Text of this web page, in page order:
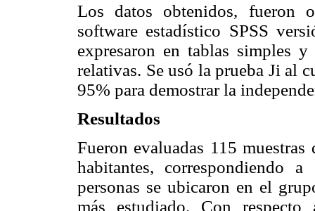
Los datos obtenidos, fueron
software estadístico SPSS
expresaron en tablas simples
relativas. Se usó la prueba Ji al
95% para demostrar la
Resultados
Fueron evaluadas 115
habitantes, correspondiendo
personas se ubicaron en el
más estudiado. Con